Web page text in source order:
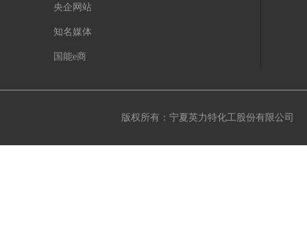
央企网站
知名媒体
国能e商
版权所有：宁夏英力特化工股份有限公司